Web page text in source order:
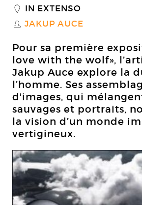
_ IN EXTENSO
S JAKUP AUCE
Pour sa première
love with the wolf»,
Jakup Auce explore la
l’homme. Ses
d'images, qui
sauvages et portraits,
la vision d’un monde
vertigineux.